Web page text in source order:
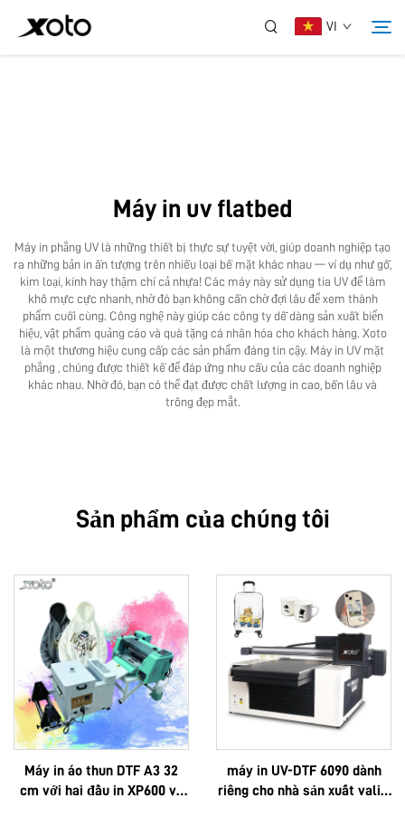
VI
Dịch Vụ
Ứng Dụng
Liên Hệ Chúng Tôi
Máy in uv flatbed
Máy in phẳng UV là những thiết bị thực sự tuyệt vời, giúp doanh nghiệp tạo
ra những bản in ấn tượng trên nhiều loại bề mặt khác nhau — ví dụ như gỗ,
kim loại, kính hay thậm chí cả nhựa! Các máy này sử dụng tia UV để làm
khô mực cực nhanh, nhờ đó bạn không cần chờ đợi lâu để xem thành
phẩm cuối cùng. Công nghệ này giúp các công ty dễ dàng sản xuất biển
hiệu, vật phẩm quảng cáo và quà tặng cá nhân hóa cho khách hàng. Xoto
là một thương hiệu cung cấp các sản phẩm đáng tin cậy. Máy in UV mặt
phẳng , chúng được thiết kế để đáp ứng nhu cầu của các doanh nghiệp
khác nhau. Nhờ đó, bạn có thể đạt được chất lượng in cao, bền lâu và
trông đẹp mắt.
Sản phẩm của chúng tôi
Máy in áo thun DTF A3 32
cm với hai đầu in XP600 và
máy in UV-DTF 6090 dành
riêng cho nhà sản xuất vali –